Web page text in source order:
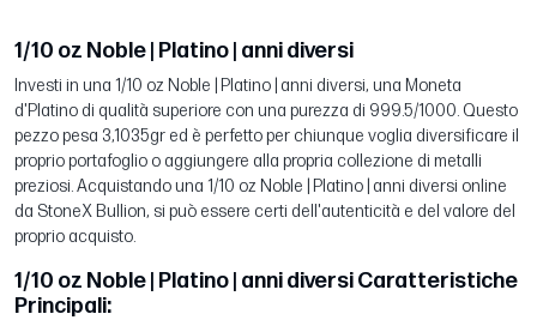
1/10 oz Noble | Platino | anni diversi
Investi in una 1/10 oz Noble | Platino | anni diversi, una Moneta
d'Platino di qualità superiore con una purezza di 999.5/1000. Questo
pezzo pesa 3,1035gr ed è perfetto per chiunque voglia diversificare il
proprio portafoglio o aggiungere alla propria collezione di metalli
preziosi. Acquistando una 1/10 oz Noble | Platino | anni diversi online
da StoneX Bullion, si può essere certi dell'autenticità e del valore del
proprio acquisto.
1/10 oz Noble | Platino | anni diversi Caratteristiche
Principali: